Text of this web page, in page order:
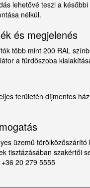
lehetővé teszi a
nélkül.
és megjelenés
több mint 200 RAL
a fürdőszoba
területén díjmentes
üzemű törölközőszárító
tisztázásában szakértői
20 279 5555